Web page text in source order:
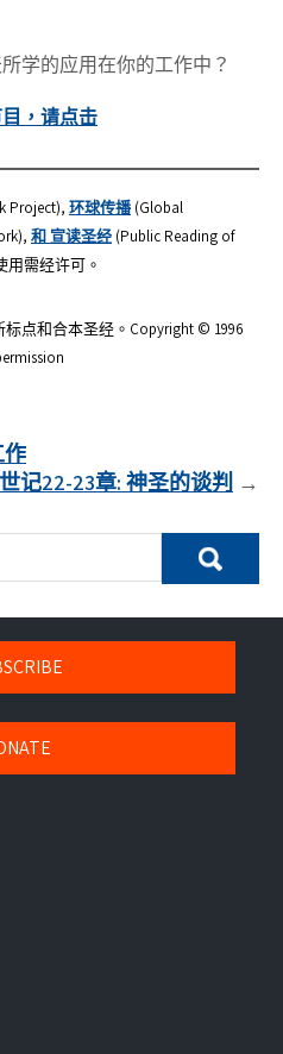
学的应用在你的工作中？
，请点击
Project), 环球传播 (Global
和 宣读圣经 (Public Reading of
用需经许可。
点和合本圣经。Copyright © 1996
作
记22-23章: 神圣的谈判